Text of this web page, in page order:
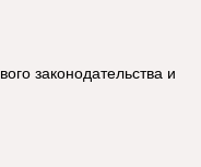
законодательства и